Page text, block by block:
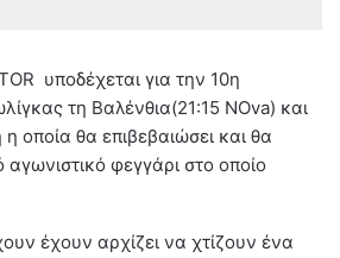
υποδέχεται για την 10η
τη Βαλένθια(21:15 NOva) και
οποία θα επιβεβαιώσει και θα
αγωνιστικό φεγγάρι στο οποίο
έχουν αρχίζει να χτίζουν ένα